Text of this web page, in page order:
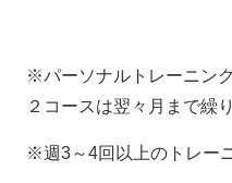
※パーソナルトレーニン
２コースは翌々月まで繰
※週3～4回以上のトレー